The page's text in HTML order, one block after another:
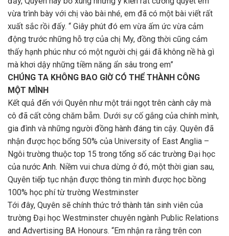
vừa trình bày với chị vào bài nhé, em đã có một bài viết rất
xuất sắc rồi đấy. “ Giây phút đó em vừa ấm ức vừa cảm
động trước những hỗ trợ của chị My, đồng thời cũng cảm
thấy hạnh phúc như có một người chị gái đã không nề hà gì
mà khơi dậy những tiềm năng ẩn sâu trong em”
CHÚNG TA KHÔNG BAO GIỜ CÓ THỂ THÀNH CÔNG
MỘT MÌNH
Kết quả đến với Quyên như một trái ngọt trên cành cây mà
cô đã cất công chăm bẵm. Dưới sự cố gắng của chính mình,
gia đình và những người đồng hành đáng tin cậy. Quyên đã
nhận được học bổng 50% của University of East Anglia –
Ngôi trường thuộc top 15 trong tổng số các trường Đại học
của nước Anh. Niềm vui chưa dừng ở đó, một thời gian sau,
Quyên tiếp tục nhận được thông tin mình được học bồng
100% học phí từ trường Westminster
Tới đây, Quyên sẽ chính thức trở thành tân sinh viên của
trường Đại học Westminster chuyên ngành Public Relations
and Advertising BA Honours. “Em nhận ra rằng trên con